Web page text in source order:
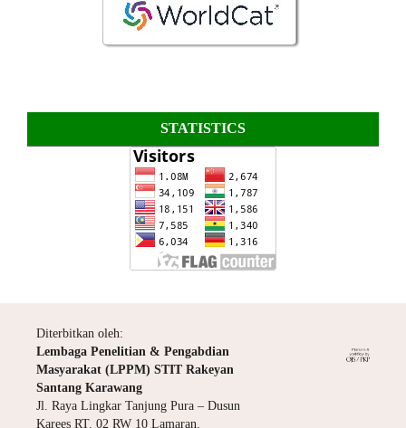
STATISTICS
Diterbitkan oleh:
Lembaga Penelitian & Pengabdian
Masyarakat (LPPM) STIT Rakeyan
Santang Karawang
Jl. Raya Lingkar Tanjung Pura – Dusun
Karees RT. 02 RW 10 Lamaran,